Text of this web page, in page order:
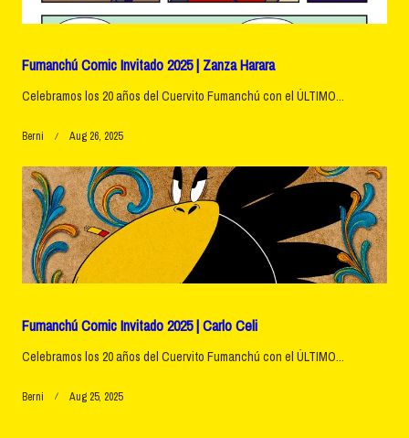
Fumanchú Comic Invitado 2025 | Zanza Harara
Celebramos los 20 años del Cuervito Fumanchú con el ÚLTIMO...
Berni Aug 26, 2025
Fumanchú Comic Invitado 2025 | Carlo Celi
Celebramos los 20 años del Cuervito Fumanchú con el ÚLTIMO...
Berni Aug 25, 2025